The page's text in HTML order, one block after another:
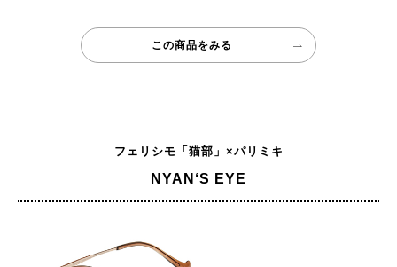
この商品をみる
フェリシモ「猫部」×パリミキ
NYAN‘S EYE